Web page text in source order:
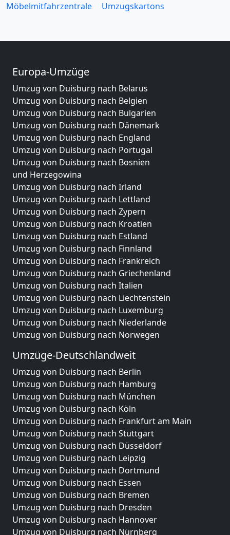
Möbelmitfahrzentrale
Umzugskartons
Europa-Umzüge
Umzug von Duisburg nach Belarus
Umzug von Duisburg nach Belgien
Umzug von Duisburg nach Bulgarien
Umzug von Duisburg nach Dänemark
Umzug von Duisburg nach England
Umzug von Duisburg nach Portugal
Umzug von Duisburg nach Bosnien
und Herzegowina
Umzug von Duisburg nach Irland
Umzug von Duisburg nach Lettland
Umzug von Duisburg nach Zypern
Umzug von Duisburg nach Kroatien
Umzug von Duisburg nach Estland
Umzug von Duisburg nach Finnland
Umzug von Duisburg nach Frankreich
Umzug von Duisburg nach Griechenland
Umzug von Duisburg nach Italien
Umzug von Duisburg nach Liechtenstein
Umzug von Duisburg nach Luxemburg
Umzug von Duisburg nach Niederlande
Umzug von Duisburg nach Norwegen
Umzüge-Deutschlandweit
Umzug von Duisburg nach Berlin
Umzug von Duisburg nach Hamburg
Umzug von Duisburg nach München
Umzug von Duisburg nach Köln
Umzug von Duisburg nach Frankfurt am Main
Umzug von Duisburg nach Stuttgart
Umzug von Duisburg nach Düsseldorf
Umzug von Duisburg nach Leipzig
Umzug von Duisburg nach Dortmund
Umzug von Duisburg nach Essen
Umzug von Duisburg nach Bremen
Umzug von Duisburg nach Dresden
Umzug von Duisburg nach Hannover
Umzug von Duisburg nach Nürnberg